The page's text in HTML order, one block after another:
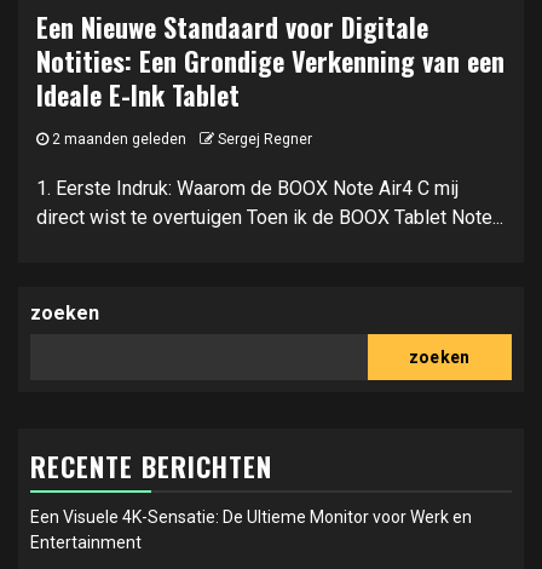
Een Nieuwe Standaard voor Digitale
Notities: Een Grondige Verkenning van een
Ideale E-Ink Tablet
2 maanden geleden Sergej Regner
1. Eerste Indruk: Waarom de BOOX Note Air4 C mij
direct wist te overtuigen Toen ik de BOOX Tablet Note...
zoeken
zoeken
RECENTE BERICHTEN
Een Visuele 4K-Sensatie: De Ultieme Monitor voor Werk en
Entertainment